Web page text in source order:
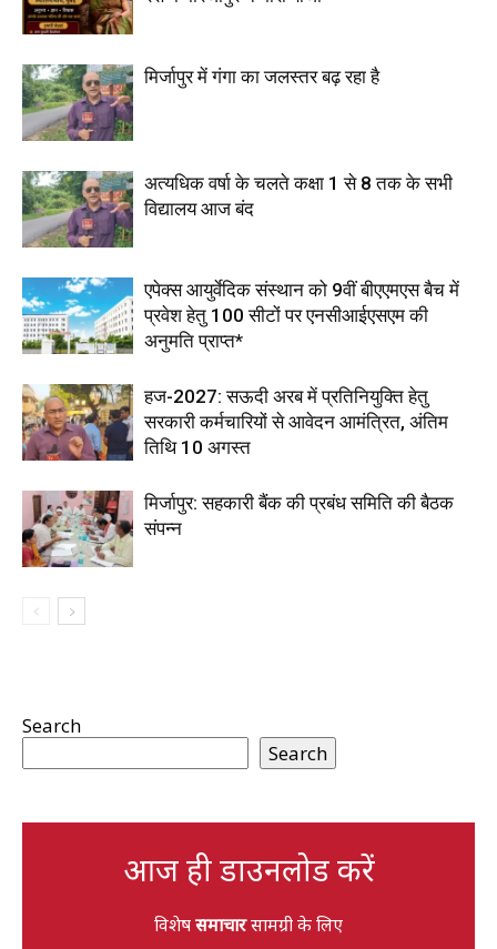
मिर्जापुर में गंगा का जलस्तर बढ़ रहा है
अत्यधिक वर्षा के चलते कक्षा 1 से 8 तक के सभी
विद्यालय आज बंद
एपेक्स आयुर्वेदिक संस्थान को 9वीं बीएएमएस बैच में
प्रवेश हेतु 100 सीटों पर एनसीआईएसएम की
अनुमति प्राप्त*
हज-2027: सऊदी अरब में प्रतिनियुक्ति हेतु
सरकारी कर्मचारियों से आवेदन आमंत्रित, अंतिम
तिथि 10 अगस्त
मिर्जापुर: सहकारी बैंक की प्रबंध समिति की बैठक
संपन्न
Search
Search
आज ही डाउनलोड करें
विशेषसमाचारसामग्री के लिए